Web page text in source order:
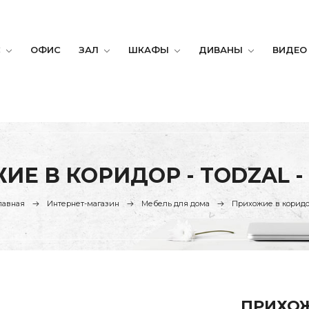
ОФИС ЗАЛ ШКАФЫ ДИВАНЫ ВИДЕО
В КОРИДОР - TODZAL
Интернет-магазин Мебель для дома Прихожие в